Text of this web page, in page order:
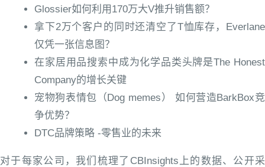
Glossier如何利用170万大V推升销售额？
拿下2万个客户的同时还清空了T恤库存，Everlane
仅凭一张信息图？
在家居用品搜索中成为化学品类头牌是The Honest
Company的增长关键
宠物狗表情包（Dog memes） 如何营造BarkBox竞
争优势？
DTC品牌策略 -零售业的未来
对于每家公司，我们梳理了CBInsights上的数据、公开采